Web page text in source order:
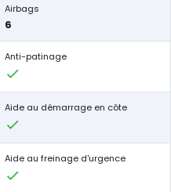
Airbags
6
Anti-patinage
Aide au démarrage en côte
Aide au freinage d'urgence